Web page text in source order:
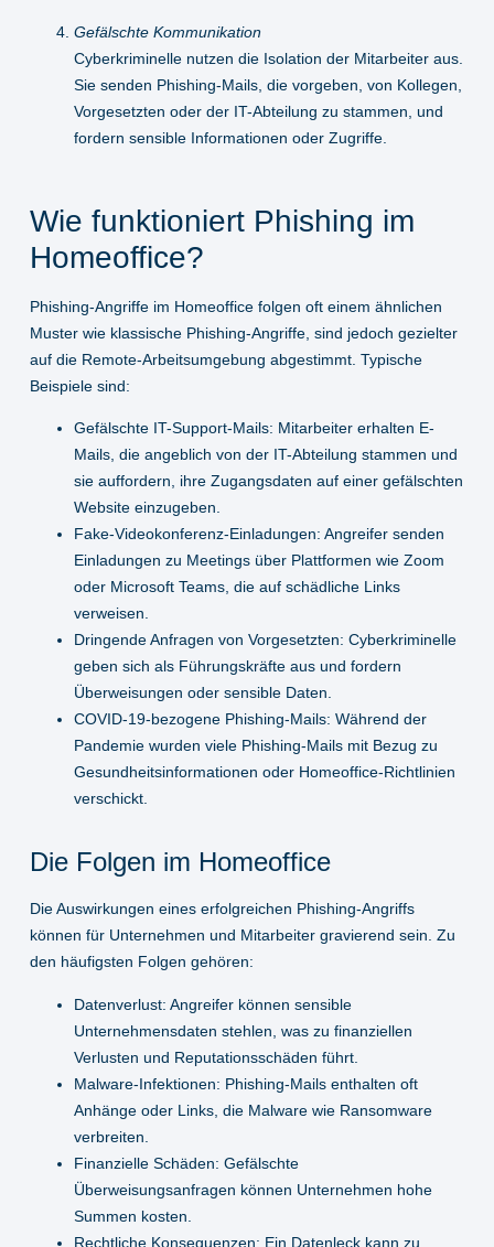
Gefälschte Kommunikation
Cyberkriminelle nutzen die Isolation der Mitarbeiter aus.
Sie senden Phishing-Mails, die vorgeben, von Kollegen,
Vorgesetzten oder der IT-Abteilung zu stammen, und
fordern sensible Informationen oder Zugriffe.
Wie funktioniert Phishing im
Homeoffice?
Phishing-Angriffe im Homeoffice folgen oft einem ähnlichen
Muster wie klassische Phishing-Angriffe, sind jedoch gezielter
auf die Remote-Arbeitsumgebung abgestimmt. Typische
Beispiele sind:
Gefälschte IT-Support-Mails: Mitarbeiter erhalten E-
Mails, die angeblich von der IT-Abteilung stammen und
sie auffordern, ihre Zugangsdaten auf einer gefälschten
Website einzugeben.
Fake-Videokonferenz-Einladungen: Angreifer senden
Einladungen zu Meetings über Plattformen wie Zoom
oder Microsoft Teams, die auf schädliche Links
verweisen.
Dringende Anfragen von Vorgesetzten: Cyberkriminelle
geben sich als Führungskräfte aus und fordern
Überweisungen oder sensible Daten.
COVID-19-bezogene Phishing-Mails: Während der
Pandemie wurden viele Phishing-Mails mit Bezug zu
Gesundheitsinformationen oder Homeoffice-Richtlinien
verschickt.
Die Folgen im Homeoffice
Die Auswirkungen eines erfolgreichen Phishing-Angriffs
können für Unternehmen und Mitarbeiter gravierend sein. Zu
den häufigsten Folgen gehören:
Datenverlust: Angreifer können sensible
Unternehmensdaten stehlen, was zu finanziellen
Verlusten und Reputationsschäden führt.
Malware-Infektionen: Phishing-Mails enthalten oft
Anhänge oder Links, die Malware wie Ransomware
verbreiten.
Finanzielle Schäden: Gefälschte
Überweisungsanfragen können Unternehmen hohe
Summen kosten.
Rechtliche Konsequenzen: Ein Datenleck kann zu